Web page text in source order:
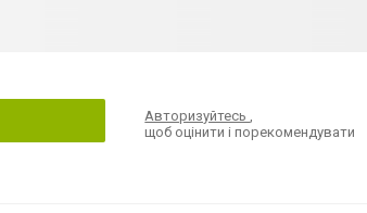
Авторизуйтесь
щоб оцінити і порекомендувати